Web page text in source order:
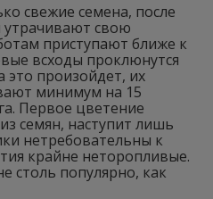
свежие семена, после
утрачивают свою
приступают ближе к
всходы проклюнутся
это произойдет, их
минимум на 15
Первое цветение
семян, наступит лишь
нетребовательны к
крайне неторопливые.
столь популярно, как